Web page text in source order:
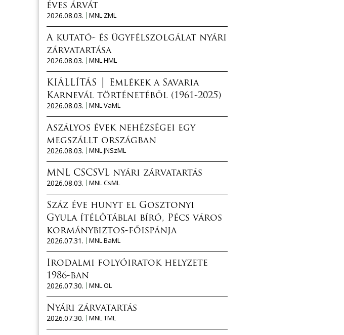
éves árvát
2026.08.03.
MNL ZML
A kutató- és ügyfélszolgálat nyári
zárvatartása
2026.08.03.
MNL HML
KIÁLLÍTÁS │ Emlékek a Savaria
Karnevál történetéből (1961-2025)
2026.08.03.
MNL VaML
Aszályos évek nehézségei egy
megszállt országban
2026.08.03.
MNL JNSzML
MNL CSCSVL nyári zárvatartás
2026.08.03.
MNL CsML
Száz éve hunyt el Gosztonyi
Gyula ítélőtáblai bíró, Pécs város
kormánybiztos-főispánja
2026.07.31.
MNL BaML
Irodalmi folyóiratok helyzete
1986-ban
2026.07.30.
MNL OL
Nyári zárvatartás
2026.07.30.
MNL TML